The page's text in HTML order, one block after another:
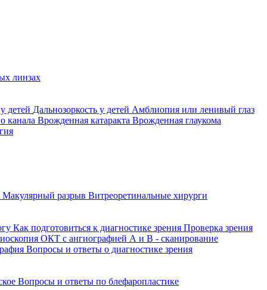
линзах
детей Дальнозоркость у детей Амблиопия или ленивый глаз
канала Врожденная катаракта Врожденная глаукома
Макулярный разрыв Витреоретинальные хирурги
Как подготовиться к диагностике зрения Проверка зрения
ОКТ с ангиографией А и В - сканирование
Вопросы и ответы о диагностике зрения
Вопросы и ответы по блефаропластике